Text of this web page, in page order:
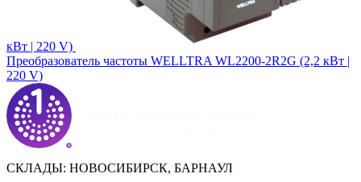
кВт | 220 V)
Преобразователь частоты WELLTRA WL2200-2R2G (2,2 кВт |
220 V)
СКЛАДЫ: НОВОСИБИРСК, БАРНАУЛ